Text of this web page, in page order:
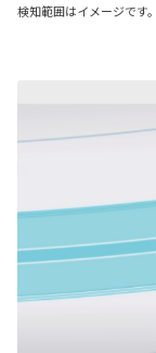
検知範囲はイメージです。